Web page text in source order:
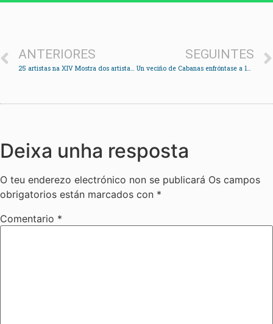
ANTERIORES
25 artistas na XIV Mostra dos artistas da bisbarra no Castelo de Soutomaior
SEGUINTES
Un veciño de Cabanas enfróntase a 17 anos de cárcere por agresión sexual
Deixa unha resposta
O teu enderezo electrónico non se publicará Os campos
obrigatorios están marcados con *
Comentario *